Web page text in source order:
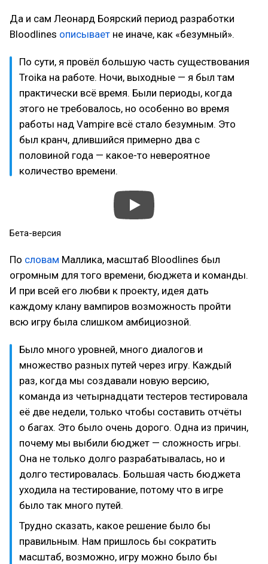
Да и сам Леонард Боярский период разработки
Bloodlines описывает не иначе, как «безумный».
По сути, я провёл большую часть существования
Troika на работе. Ночи, выходные — я был там
практически всё время. Были периоды, когда
этого не требовалось, но особенно во время
работы над Vampire всё стало безумным. Это
был кранч, длившийся примерно два с
половиной года — какое-то невероятное
количество времени.
Бета-версия
По словам Маллика, масштаб Bloodlines был
огромным для того времени, бюджета и команды.
И при всей его любви к проекту, идея дать
каждому клану вампиров возможность пройти
всю игру была слишком амбициозной.
Было много уровней, много диалогов и
множество разных путей через игру. Каждый
раз, когда мы создавали новую версию,
команда из четырнадцати тестеров тестировала
её две недели, только чтобы составить отчёты
о багах. Это было очень дорого. Одна из причин,
почему мы выбили бюджет — сложность игры.
Она не только долго разрабатывалась, но и
долго тестировалась. Большая часть бюджета
уходила на тестирование, потому что в игре
было так много путей.
Трудно сказать, какое решение было бы
правильным. Нам пришлось бы сократить
масштаб, возможно, игру можно было бы